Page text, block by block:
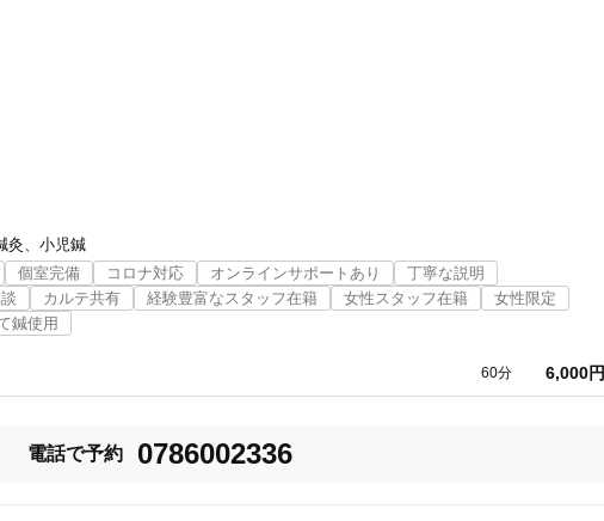
灸
小児鍼
個室完備 コロナ対応 オンラインサポートあり
丁寧な説明
カルテ共有 経験豊富なスタッフ在籍 女性スタッフ在籍
女性限定
鍼使用
60分 6,000円
電話で予約 0786002336